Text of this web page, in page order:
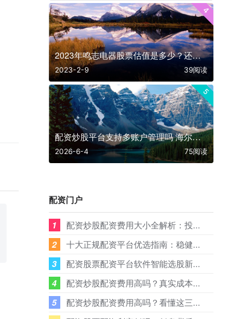
4
2023年鸣志电器股票估值是多少？还可以买吗？估值是多少？
2023-2-9 39阅读
5
配资炒股平台支持多账户管理吗 海尔智家海外收入占比突破55%全球协同效应显现
2026-6-4 75阅读
配资门户
1
配资炒股配资费用大小全解析：投...
2
十大正规配资平台优选指南：稳健...
3
配资股票配资平台软件智能选股新...
4
配资炒股配资费用高吗？真实成本...
5
配资炒股配资费用高吗？看懂这三...